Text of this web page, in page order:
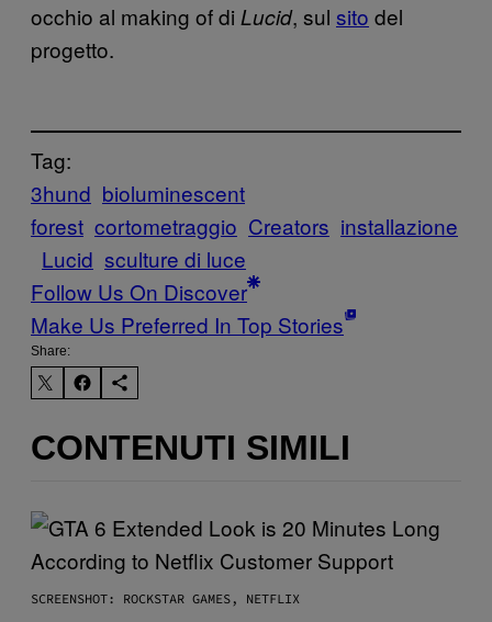
occhio al making of di Lucid, sul sito del
progetto.
Tag:
3hund bioluminescent
forest cortometraggio Creators installazione
Lucid sculture di luce
Follow Us On Discover
Make Us Preferred In Top Stories
Share:
CONTENUTI SIMILI
SCREENSHOT: ROCKSTAR GAMES, NETFLIX